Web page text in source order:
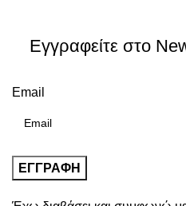
Εγγραφείτε στο
Email